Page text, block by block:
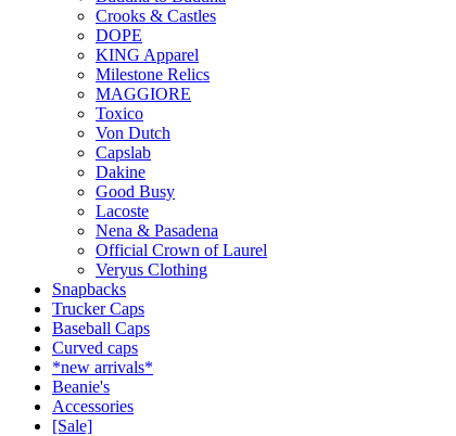
Crooks & Castles
DOPE
KING Apparel
Milestone Relics
MAGGIORE
Toxico
Von Dutch
Capslab
Dakine
Good Busy
Lacoste
Nena & Pasadena
Official Crown of Laurel
Veryus Clothing
Snapbacks
Trucker Caps
Baseball Caps
Curved caps
*new arrivals*
Beanie's
Accessories
[Sale]